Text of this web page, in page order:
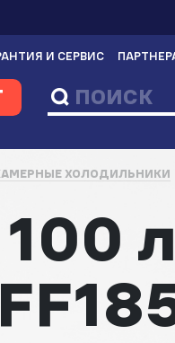
И СЕРВИС
ХОЛОДИЛЬНИКИ